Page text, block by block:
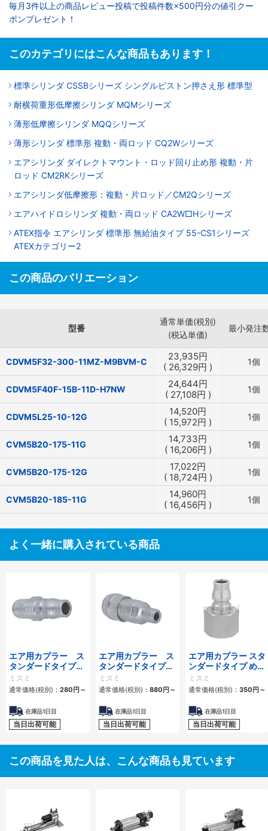
毎月3件以上の商品レビュー投稿で投稿件数×500円分の値引クー
ポンプレゼント！
このカテゴリにはこんな商品もあります！
標準シリンダ CSSBシリーズ シングルピストン押さえ形 標準型
耐横荷重形低摩擦シリンダ MQMシリーズ
薄形低摩擦シリンダ MQQシリーズ
薄形シリンダ 標準形 複動・両ロッド CQ2Wシリーズ
エアシリンダ ダイレクトマウント・ロッド回り止め形 複動・片
ロッド CM2RKシリーズ
エアシリンダ低摩擦形：複動・片ロッド／CM2Qシリーズ
エアハイドロシリンダ 複動・両ロッド CA2W□Hシリーズ
ATEX指令 エアシリンダ 標準形 無給油タイプ 55-CS1シリーズ
ATEXカテゴリー2
この商品のバリエーション
型番
通常単価(税別)
(税込単価)
最小発注
CDVM5F32-300-11MZ-M9BVM-C 23,935円
( 26,329円 ) 1個
CDVM5F40F-15B-11D-H7NW 24,644円
( 27,108円 ) 1個
CDVM5L25-10-12G 14,520円
( 15,972円 ) 1個
CVM5B20-175-11G 14,733円
( 16,206円 ) 1個
CVM5B20-175-12G 17,022円
( 18,724円 ) 1個
CVM5B20-185-11G 14,960円
( 16,456円 ) 1個
よく一緒に購入されている商品
エア用カプラー ス
タンダードタイプ
おねじプラグ
ミスミ
通常価格(税別)： 280 円 ～
在庫品1日目
当日出荷可能
エア用カプラー ス
タンダードタイプ
おねじソケット
ミスミ
通常価格(税別)： 880 円 ～
在庫品1日目
当日出荷可能
エア用カプラー スタ
ンダードタイプ めね
じプラグ
ミスミ
通常価格(税別)： 350 円 ～
在庫品1日目
当日出荷可能
この商品を見た人は、こんな商品も見ています